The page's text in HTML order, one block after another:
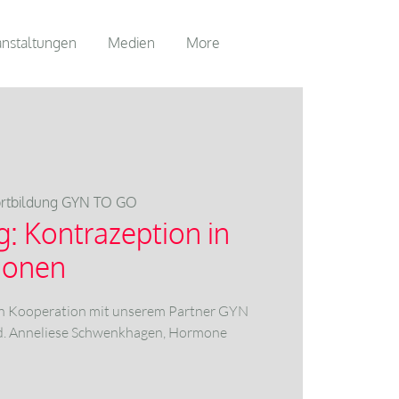
Medien More
GYN TO GO
Kontrazeption in
Kooperation mit unserem Partner GYN
Anneliese Schwenkhagen, Hormone